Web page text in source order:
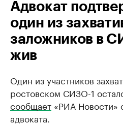
Адвокат
один из
заложников в
жив
Один из участников
ростовском СИЗО-1
сообщает «РИА Новости»
адвоката.